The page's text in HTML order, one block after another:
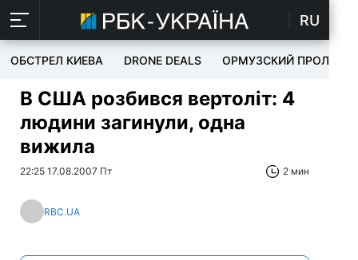
RU
ОБСТРЕЛ КИЕВА DRONE DEALS ОРМУЗСКИЙ ПРОЛИВ
В США розбився вертоліт: 4
людини загинули, одна
вижила
22:25 17.08.2007 Пт 2 мин
RBC.UA